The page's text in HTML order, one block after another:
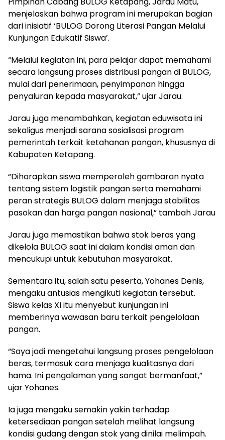
menjelaskan bahwa program ini merupakan bagian
dari inisiatif ‘BULOG Dorong Literasi Pangan Melalui
Kunjungan Edukatif Siswa’.
“Melalui kegiatan ini, para pelajar dapat memahami
secara langsung proses distribusi pangan di BULOG,
mulai dari penerimaan, penyimpanan hingga
penyaluran kepada masyarakat,” ujar Jarau.
Jarau juga menambahkan, kegiatan eduwisata ini
sekaligus menjadi sarana sosialisasi program
pemerintah terkait ketahanan pangan, khususnya di
Kabupaten Ketapang.
“Diharapkan siswa memperoleh gambaran nyata
tentang sistem logistik pangan serta memahami
peran strategis BULOG dalam menjaga stabilitas
pasokan dan harga pangan nasional,” tambah Jarau
Jarau juga memastikan bahwa stok beras yang
dikelola BULOG saat ini dalam kondisi aman dan
mencukupi untuk kebutuhan masyarakat.
Sementara itu, salah satu peserta, Yohanes Denis,
mengaku antusias mengikuti kegiatan tersebut.
Siswa kelas XI itu menyebut kunjungan ini
memberinya wawasan baru terkait pengelolaan
pangan.
“Saya jadi mengetahui langsung proses pengelolaan
beras, termasuk cara menjaga kualitasnya dari
hama. Ini pengalaman yang sangat bermanfaat,”
ujar Yohanes.
Ia juga mengaku semakin yakin terhadap
ketersediaan pangan setelah melihat langsung
kondisi gudang dengan stok yang dinilai melimpah.